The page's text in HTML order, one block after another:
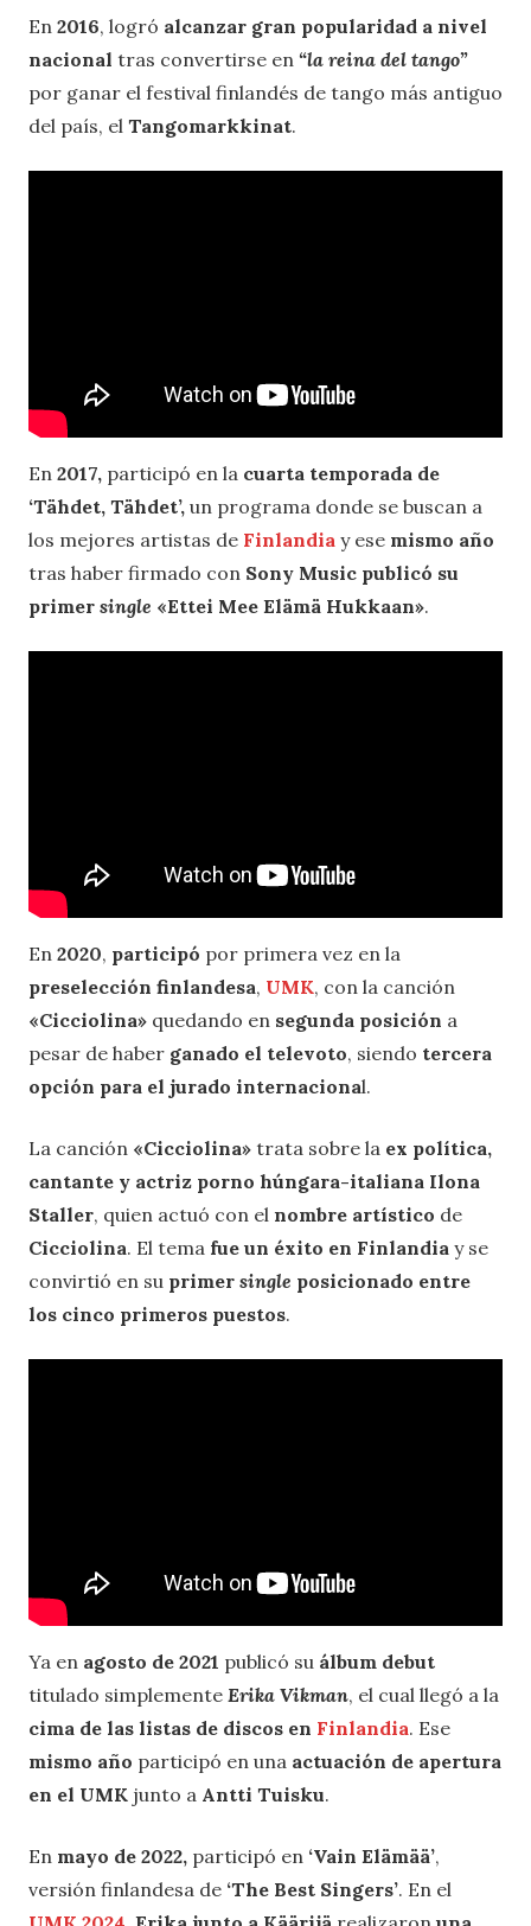
En 2016, logró alcanzar gran popularidad a nivel
nacional tras convertirse en “la reina del tango”
por ganar el festival finlandés de tango más antiguo
del país, el Tangomarkkinat.
En 2017, participó en la cuarta temporada de
‘Tähdet, Tähdet’, un programa donde se buscan a
los mejores artistas de Finlandia y ese mismo año
tras haber firmado con Sony Music publicó su
primer single «Ettei Mee Elämä Hukkaan».
En 2020, participó por primera vez en la
preselección finlandesa, UMK, con la canción
«Cicciolina» quedando en segunda posición a
pesar de haber ganado el televoto, siendo tercera
opción para el jurado internacional.
La canción «Cicciolina» trata sobre la ex política,
cantante y actriz porno húngara-italiana Ilona
Staller, quien actuó con el nombre artístico de
Cicciolina. El tema fue un éxito en Finlandia y se
convirtió en su primer single posicionado entre
los cinco primeros puestos.
Ya en agosto de 2021 publicó su álbum debut
titulado simplemente Erika Vikman, el cual llegó a la
cima de las listas de discos en Finlandia. Ese
mismo año participó en una actuación de apertura
en el UMK junto a Antti Tuisku.
En mayo de 2022, participó en ‘Vain Elämää’,
versión finlandesa de ‘The Best Singers’. En el